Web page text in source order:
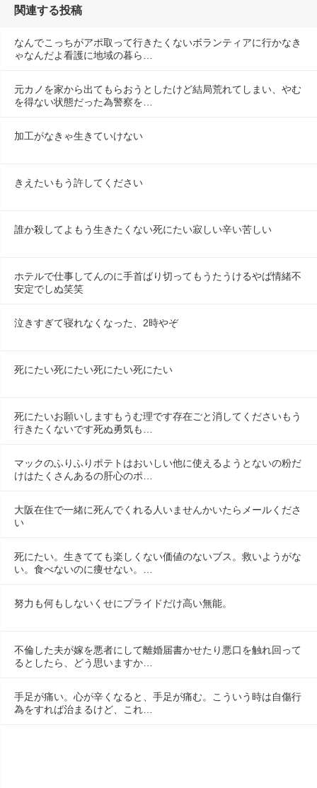
関連する投稿
なんでこっちがアポ取って行きたくないボランティアに行かなき
ゃなんだよ看護に地域の暮ら…
元カノを家から出てもらおうとしたけど結局荒れてしまい、やむ
を得ない状態だった為警察を…
加工がなきゃ生きていけない
きえたいもう許してください
誰か殺してよもう生きたくない死にたい寂しい辛い苦しい
ホテルで仕事してんのに手首ばり切ってもうたうけるやば情緒不
安定でしぬ笑笑
泣きすぎて寝れなくなった、2時やぞ
死にたい死にたい死にたい死にたい
死にたいお願いしますもうむ理です存在ごと消してくださいもう
行きたくないです死ぬ勇気も…
マックのふりふりポテトはおいしい他に使えるようとないの粉だ
けはたくさんあるの肝心のポ…
大阪在住で一緒に死んでくれる人いませんかいたらメールくださ
い
死にたい。生きてても楽しくない価値のないブス。救いようがな
い。食べないのに痩せない。…
努力も何もしないくせにプライドだけ高い無能。
不倫した夫が嫁を悪者にして離婚届書かせたり悪口を触れ回って
るとしたら、どう思いますか…
手足が痛い。心が辛くなると、手足が痛む。こういう時は自傷行
為をすれば治まるけど、これ…